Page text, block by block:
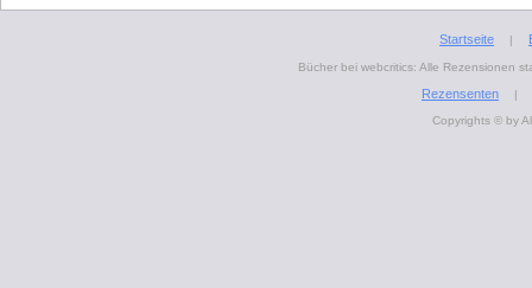
Startseite |
Bücher bei webcritics: Alle Rezensionen
Rezensenten
|
Copyrights © by